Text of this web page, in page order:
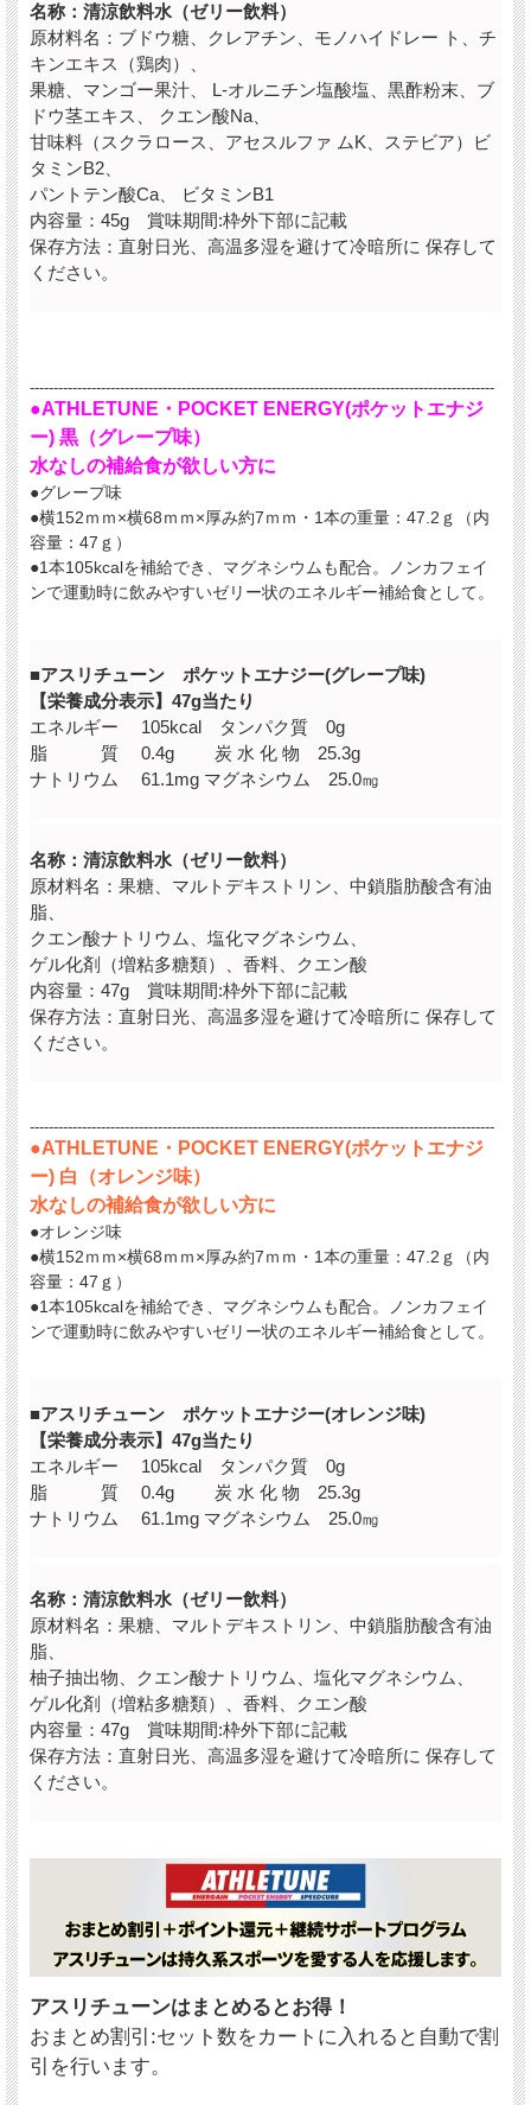
名称：清涼飲料水（ゼリー飲料）
原材料名：ブドウ糖、クレアチン、モノハイドレー ト、チ
キンエキス（鶏肉）、
果糖、マンゴー果汁、 L-オルニチン塩酸塩、黒酢粉末、ブ
ドウ茎エキス、 クエン酸Na、
甘味料（スクラロース、アセスルファ ムK、ステビア）ビ
タミンB2、
パントテン酸Ca、 ビタミンB1
内容量：45g 賞味期間:枠外下部に記載
保存方法：直射日光、高温多湿を避けて冷暗所に 保存して
ください。
--------------------------------------------------------------------------------------------------
●ATHLETUNE・POCKET ENERGY(ポケットエナジ
ー) 黒（グレープ味）
水なしの補給食が欲しい方に
●グレープ味
●横152ｍｍ×横68ｍｍ×厚み約7ｍｍ・ 1本の重量：47.2ｇ（内
容量：47ｇ）
●1本105kcalを補給でき、マグネシウムも配合。ノンカフェイ
ンで運動時に飲みやすいゼリー状のエネルギー補給食として。
■アスリチューン ポケットエナジー(グレープ味)
【栄養成分表示】47g当たり
エネルギー 105kcal タンパク質 0g
脂 質 0.4g 炭 水 化 物 25.3g
ナトリウム 61.1mg マグネシウム 25.0㎎
名称：清涼飲料水（ゼリー飲料）
原材料名：果糖、マルトデキストリン、中鎖脂肪酸含有油
脂、
クエン酸ナトリウム、塩化マグネシウム、
ゲル化剤（増粘多糖類）、香料、クエン酸
内容量：47g 賞味期間:枠外下部に記載
保存方法：直射日光、高温多湿を避けて冷暗所に 保存して
ください。
--------------------------------------------------------------------------------------------------
●ATHLETUNE・POCKET ENERGY(ポケットエナジ
ー) 白（オレンジ味）
水なしの補給食が欲しい方に
●オレンジ味
●横152ｍｍ×横68ｍｍ×厚み約7ｍｍ・ 1本の重量：47.2ｇ（内
容量：47ｇ）
●1本105kcalを補給でき、マグネシウムも配合。ノンカフェイ
ンで運動時に飲みやすいゼリー状のエネルギー補給食として。
■アスリチューン ポケットエナジー(オレンジ味)
【栄養成分表示】47g当たり
エネルギー 105kcal タンパク質 0g
脂 質 0.4g 炭 水 化 物 25.3g
ナトリウム 61.1mg マグネシウム 25.0㎎
名称：清涼飲料水（ゼリー飲料）
原材料名：果糖、マルトデキストリン、中鎖脂肪酸含有油
脂、
柚子抽出物、クエン酸ナトリウム、塩化マグネシウム、
ゲル化剤（増粘多糖類）、香料、クエン酸
内容量：47g 賞味期間:枠外下部に記載
保存方法：直射日光、高温多湿を避けて冷暗所に 保存して
ください。
アスリチューンはまとめるとお得！
おまとめ割引:セット数をカートに入れると自動で割
引を行います。